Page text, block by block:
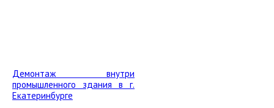
Демонтаж внутри
промышленного здания в г.
Екатеринбурге